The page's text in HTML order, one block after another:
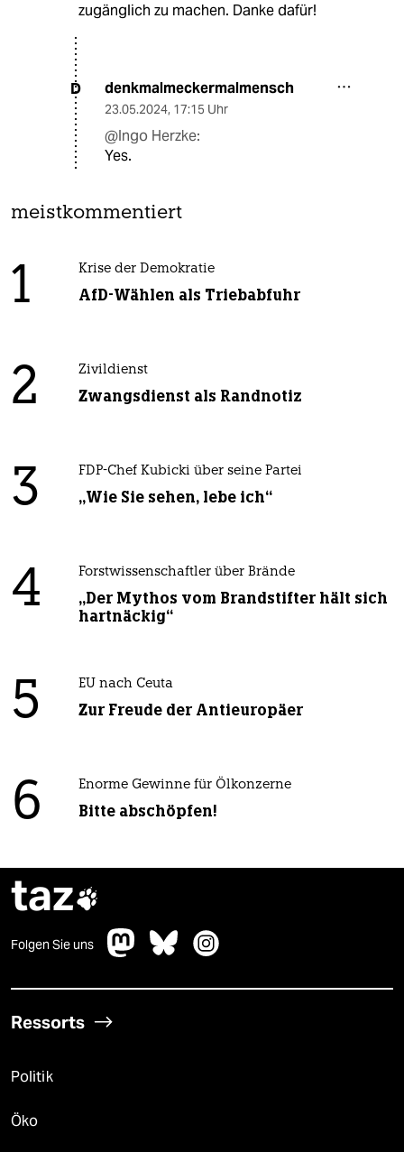
zugänglich zu machen. Danke dafür!
D denkmalmeckermalmensch
23.05.2024, 17:15 Uhr
@Ingo Herzke:
Yes.
meistkommentiert
1 Krise der Demokratie
AfD-Wählen als Triebabfuhr
2 Zivildienst
Zwangsdienst als Randnotiz
3 FDP-Chef Kubicki über seine Partei
„Wie Sie sehen, lebe ich“
4 Forstwissenschaftler über Brände
„Der Mythos vom Brandstifter hält sich
hartnäckig“
5 EU nach Ceuta
Zur Freude der Antieuropäer
6 Enorme Gewinne für Ölkonzerne
Bitte abschöpfen!
taz
Folgen Sie uns
Ressorts
Politik
Öko